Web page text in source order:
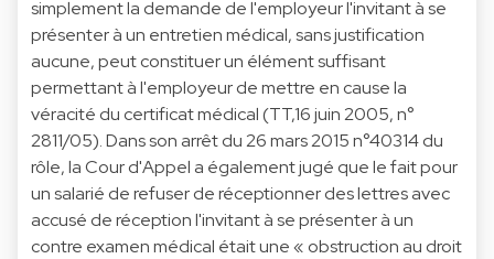
simplement la demande de l'employeur l'invitant à se
présenter à un entretien médical, sans justification
aucune, peut constituer un élément suffisant
permettant à l'employeur de mettre en cause la
véracité du certificat médical (TT,16 juin 2005, n°
2811/05). Dans son arrêt du 26 mars 2015 n°40314 du
rôle, la Cour d'Appel a également jugé que le fait pour
un salarié de refuser de réceptionner des lettres avec
accusé de réception l'invitant à se présenter à un
contre examen médical était une « obstruction au droit